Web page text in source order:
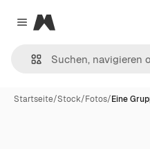
Close menu
Magnific
Startseite/Stock/Fotos/Eine